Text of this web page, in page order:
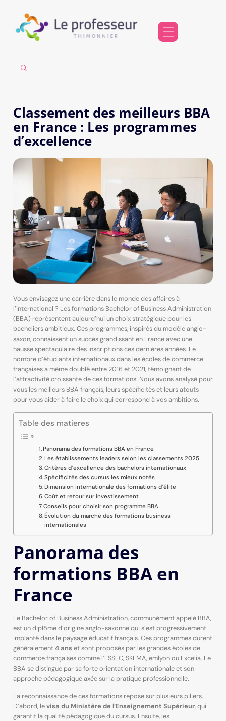
Classement des meilleurs BBA
en France : Les programmes
d’excellence
Vous envisagez une carrière dans le monde des affaires à
l’international ? Les formations Bachelor of Business Administration
(BBA) représentent aujourd’hui un choix stratégique pour les
bacheliers ambitieux. Ces programmes, inspirés du modèle anglo-
saxon, connaissent un succès grandissant en France avec une
hausse spectaculaire des inscriptions ces dernières années. Le
nombre d’étudiants internationaux dans les écoles de commerce
françaises a même doublé entre 2016 et 2021, témoignant de
l’attractivité croissante de ces formations. Nous avons analysé pour
vous les meilleurs BBA français, leurs spécificités et leurs atouts
pour vous aider à faire le choix qui correspond à vos ambitions.
Table des matieres
Panorama des formations BBA en France
Les établissements leaders selon les classements 2025
Critères d’excellence des bachelors internationaux
Spécificités des cursus les mieux notés
Dimension internationale des formations d’élite
Coût et retour sur investissement
Conseils pour choisir son programme BBA
Évolution du marché des formations business
internationales
Panorama des
formations BBA en
France
Le Bachelor of Business Administration, communément appelé BBA,
est un diplôme d’origine anglo-saxonne qui s’est progressivement
implanté dans le paysage éducatif français. Ces programmes durent
généralement4 ans et sont proposés par les grandes écoles de
commerce françaises comme l’ESSEC, SKEMA, emlyon ou Excelia. Le
BBA se distingue par sa forte orientation internationale et son
approche pédagogique axée sur la pratique professionnelle.
La reconnaissance de ces formations repose sur plusieurs piliers.
D’abord, levisa du Ministère de l’Enseignement Supérieur, qui
garantit la qualité pédagogique du cursus. Ensuite, les